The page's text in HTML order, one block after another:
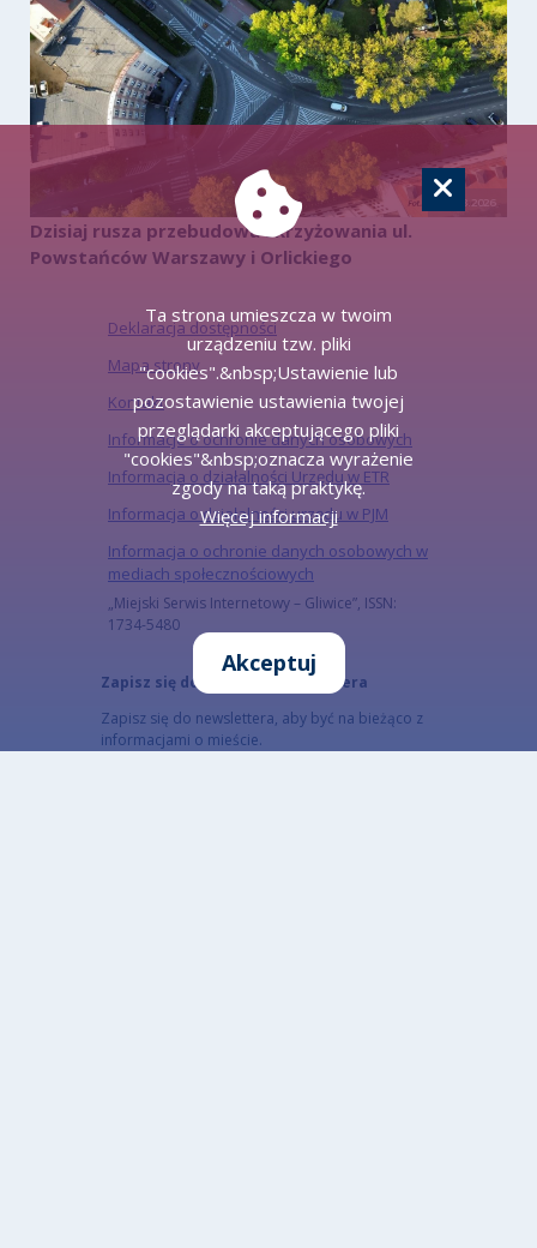
05.08.2026
Dzisiaj rusza przebudowa skrzyżowania ul.
Powstańców Warszawy i Orlickiego
Deklaracja dostępności
Mapa strony
Kontakt
Informacje o ochronie danych osobowych
Informacja o działalności Urzędu w ETR
Informacja o działalności urzędu w PJM
Informacja o ochronie danych osobowych w
mediach społecznościowych
„Miejski Serwis Internetowy – Gliwice”, ISSN:
1734-5480
Zapisz się do naszego Newslettera
Zapisz się do newslettera, aby być na bieżąco z
informacjami o mieście.
Ta strona umieszcza w twoim
urządzeniu tzw. pliki
"cookies".&nbsp;Ustawienie lub
pozostawienie ustawienia twojej
przeglądarki akceptującego pliki
"cookies"&nbsp;oznacza wyrażenie
zgody na taką praktykę.
Więcej informacji
Akceptuj